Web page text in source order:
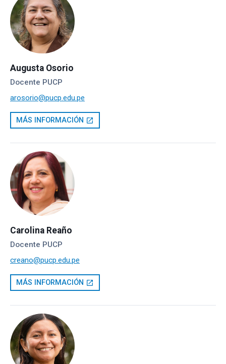
Augusta Osorio
Docente PUCP
arosorio@pucp.edu.pe
MÁS INFORMACIÓN open_in_new
Carolina Reaño
Docente PUCP
creano@pucp.edu.pe
MÁS INFORMACIÓN open_in_new